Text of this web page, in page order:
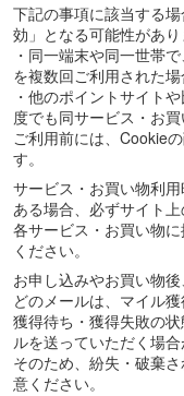
下記の事項に該当する
効」となる可能性があり
・同一端末や同一世帯
を複数回ご利用された場
・他のポイントサイト
度でも同サービス・お
ご利用前には、Cookie
す。
サービス・お買い物利
ある場合、必ずサイト
各サービス・お買い物
ください。
お申し込みやお買い物
どのメールは、マイル
獲得待ち・獲得失敗の
ルを送っていただく場合
そのため、紛失・破棄
意ください。